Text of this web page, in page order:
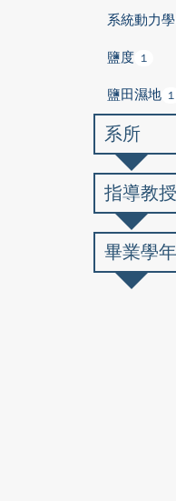
系統動力學
鹽度 1
鹽田濕地 1
系所
指導教授
畢業學